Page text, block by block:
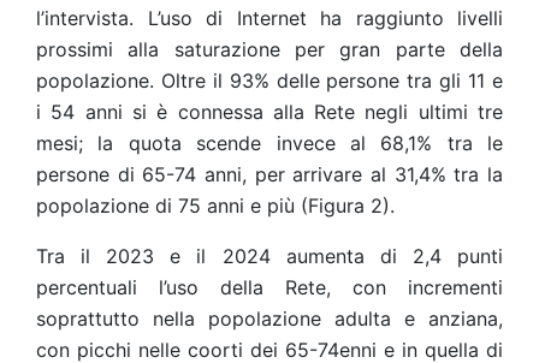
l’intervista. L’uso di Internet ha raggiunto livelli
prossimi alla saturazione per gran parte della
popolazione. Oltre il 93% delle persone tra gli 11 e
i 54 anni si è connessa alla Rete negli ultimi tre
mesi; la quota scende invece al 68,1% tra le
persone di 65-74 anni, per arrivare al 31,4% tra la
popolazione di 75 anni e più (Figura 2).
Tra il 2023 e il 2024 aumenta di 2,4 punti
percentuali l’uso della Rete, con incrementi
soprattutto nella popolazione adulta e anziana,
con picchi nelle coorti dei 65-74enni e in quella di